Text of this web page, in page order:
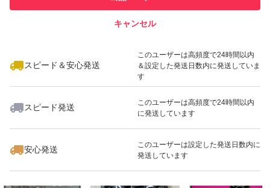
スピード&安心発送
※このバッジは実績に基づく表示であり、発送を保証しているものではあり
スピード＆安心発送
このユーザーは高頻度で24時間以内
＆設定した発送日数内に発送していま
す
スピード発送
このユーザーは高頻度で24時間以内
に発送しています
安心発送
このユーザーは設定した発送日数内に
発送しています
キャンセル